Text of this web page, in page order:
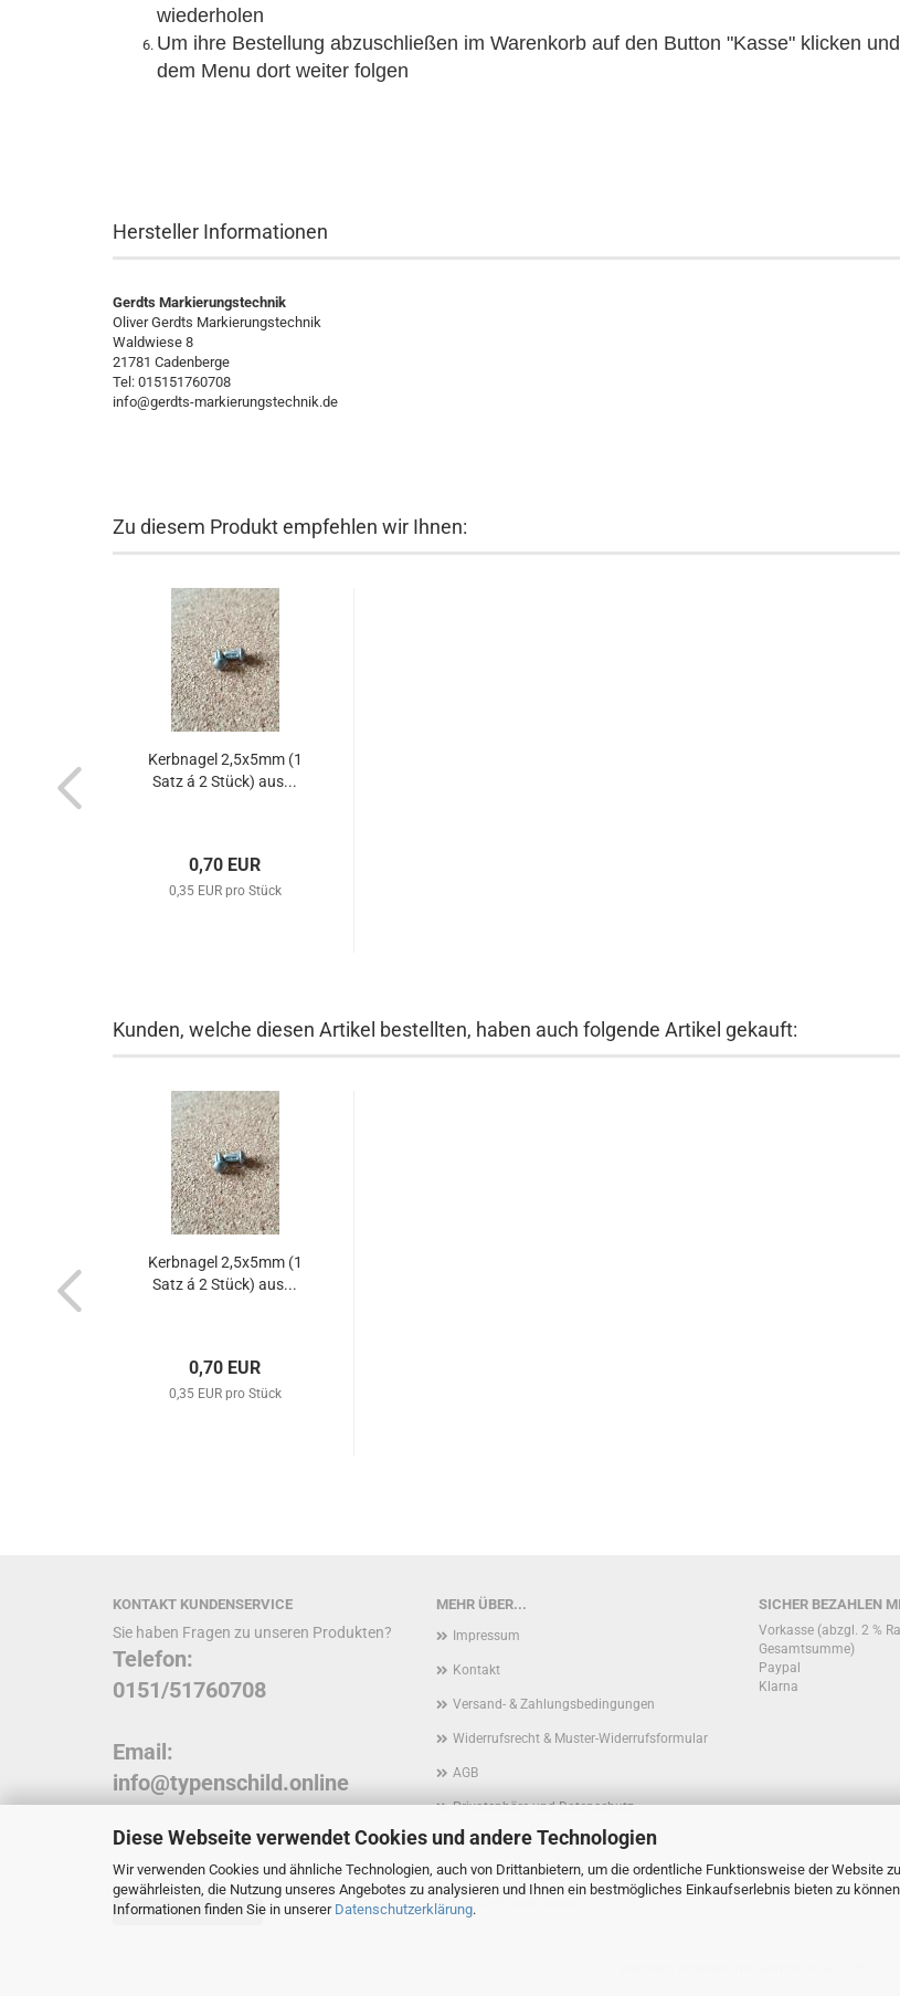
Diese Webseite verwendet Cookies und andere Technologien
Wir verwenden Cookies und ähnliche Technologien, auch von Drittanbietern, um die ordentliche Funktionsweise der Website zu
gewährleisten, die Nutzung unseres Angebotes zu analysieren und Ihnen ein bestmögliches Einkaufserlebnis bieten zu
Informationen finden Sie in unserer Datenschutzerklärung.
wiederholen
Um ihre Bestellung abzuschließen im Warenkorb auf den Button "Kasse" klicken und
dem Menu dort weiter folgen
Hersteller Informationen
Gerdts Markierungstechnik
Oliver Gerdts Markierungstechnik
Waldwiese 8
21781 Cadenberge
Tel: 015151760708
info@gerdts-markierungstechnik.de
Zu diesem Produkt empfehlen wir Ihnen:
Kerbnagel 2,5x5mm (1
Satz á 2 Stück) aus...
0,70 EUR
0,35 EUR pro Stück
Kunden, welche diesen Artikel bestellten, haben auch folgende Artikel gekauft:
Kerbnagel 2,5x5mm (1
Satz á 2 Stück) aus...
0,70 EUR
0,35 EUR pro Stück
MEHR ÜBER...
Impressum
Kontakt
Versand- & Zahlungsbedingungen
Widerrufsrecht & Muster-Widerrufsformular
AGB
Privatsphäre und Datenschutz
Informationen zur Echtheit von
Kundenbewertungen
Cookie Einstellungen
SICHER BEZAHLEN
Vorkasse (abzgl. 2 %
Gesamtsumme)
Paypal
Klarna
KONTAKT KUNDENSERVICE
Sie haben Fragen zu unseren Produkten?
Telefon:
0151/51760708
Email:
info@typenschild.online
Vertrag widerrufen